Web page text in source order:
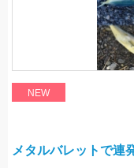
NEW
メタルバレットで連